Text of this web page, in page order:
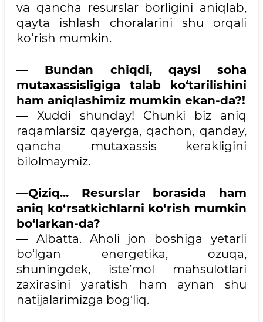
va qancha resurslar borligini aniqlab,
qayta ishlash choralarini shu orqali
ko‘rish mumkin.
— Bundan chiqdi, qaysi soha
mutaxassisligiga talab ko‘tarilishini
ham aniqlashimiz mumkin ekan-da?!
— Xuddi shunday! Chunki biz aniq
raqamlarsiz qayerga, qachon, qanday,
qancha mutaxassis kerakligini
bilolmaymiz.
—Qiziq... Resurslar borasida ham
aniq ko‘rsatkichlarni ko‘rish mumkin
bo‘larkan-da?
— Albatta. Aholi jon boshiga yetarli
bo‘lgan energetika, ozuqa,
shuningdek, iste’mol mahsulotlari
zaxirasini yaratish ham aynan shu
natijalarimizga bog‘liq.